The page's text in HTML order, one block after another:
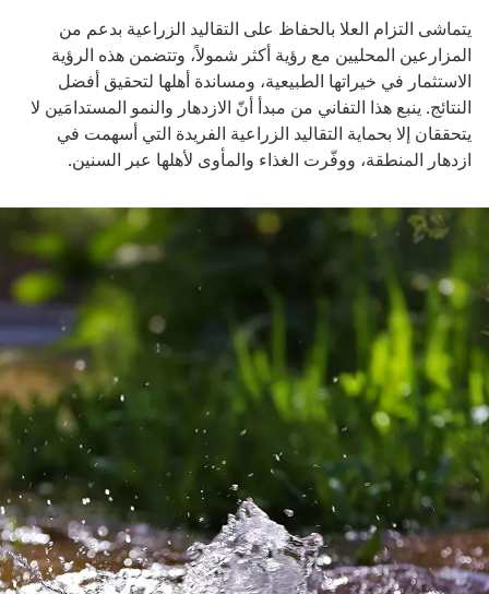
يتماشى التزام العلا بالحفاظ على التقاليد الزراعية بدعم من
المزارعين المحليين مع رؤية أكثر شمولاً، وتتضمن هذه الرؤية
الاستثمار في خيراتها الطبيعية، ومساندة أهلها لتحقيق أفضل
النتائج. ينبع هذا التفاني من مبدأ أنّ الازدهار والنمو المستدامَين لا
يتحققان إلا بحماية التقاليد الزراعية الفريدة التي أسهمت في
ازدهار المنطقة، ووفّرت الغذاء والمأوى لأهلها عبر السنين.